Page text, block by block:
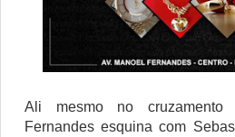
Ali mesmo no cruzamento
Fernandes esquina com